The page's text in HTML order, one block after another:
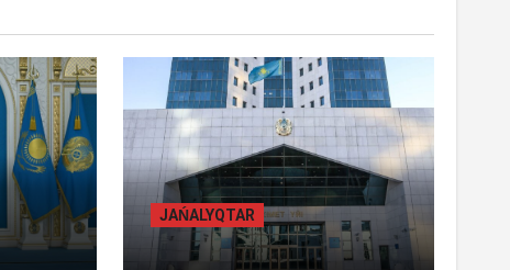
JAŃALYQTAR
ҚАЗАҚСТАНДА